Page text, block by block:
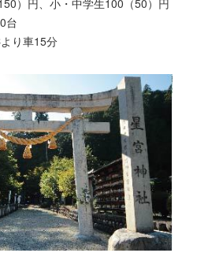
）円、小・中学生100（50）円
台
り車15分